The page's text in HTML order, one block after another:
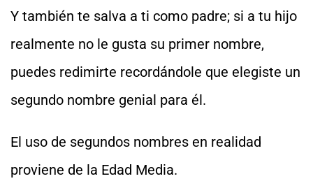
Y también te salva a ti como padre; si a tu hijo
realmente no le gusta su primer nombre,
puedes redimirte recordándole que elegiste un
segundo nombre genial para él.
El uso de segundos nombres en realidad
proviene de la Edad Media.